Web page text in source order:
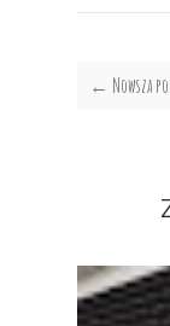
← Nowsza